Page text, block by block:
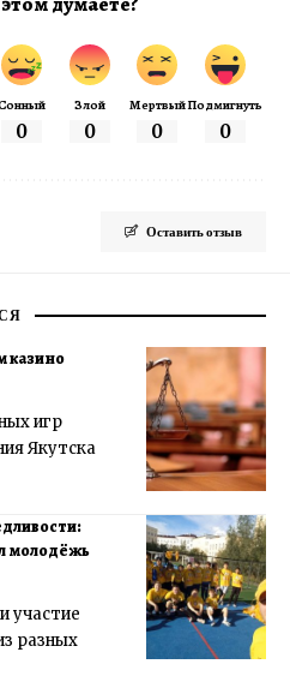
0
Злой
0
Мертвый
0
Подмигнуть
0
Оставить отзыв
казино
игр
Якутска
молодёжь
участие
разных